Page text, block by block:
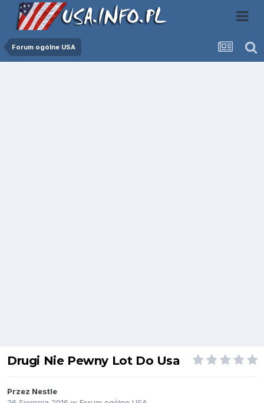
Forum ogólne USA
Drugi Nie Pewny Lot Do Usa
Przez Nestle